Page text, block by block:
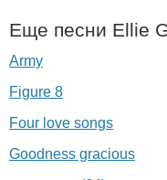
Еще песни Ellie
Army
Figure 8
Four love songs
Goodness gracious